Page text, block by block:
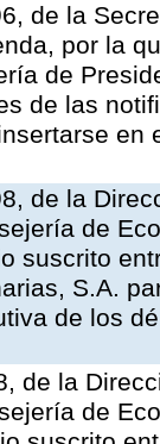
de la
por la
de
de las
en
de la
de
suscrito
S.A.
de los
de la
de